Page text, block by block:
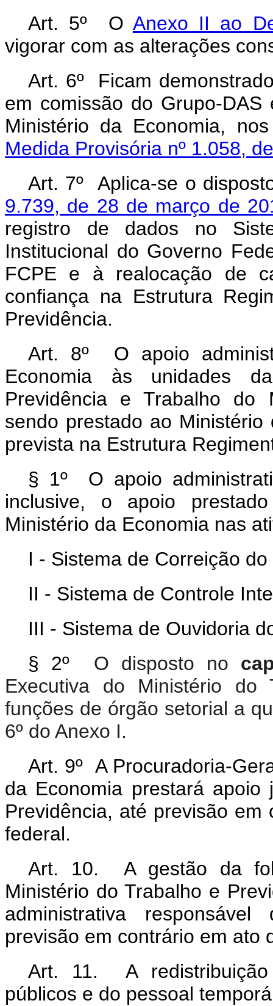
Art. 5º O Anexo II ao
vigorar com as alterações
Art. 6º Ficam
em comissão do Grupo-
Ministério da Economia,
Medida Provisória nº 1.058,
Art. 7º Aplica-se o
9.739, de 28 de março de
registro de dados no
Institucional do Governo
FCPE e à realocação de
confiança na Estrutura
Previdência.
Art. 8º O apoio
Economia às unidades
Previdência e Trabalho do
sendo prestado ao
prevista na Estrutura
§ 1º O apoio
inclusive, o apoio
Ministério da Economia nas
I - Sistema de Correição
II - Sistema de Controle
III - Sistema de Ouvidoria
§ 2º O disposto no
Executiva do Ministério do
funções de órgão setorial a
6º do Anexo I.
Art. 9º A Procuradoria-
da Economia prestará
Previdência, até previsão
federal.
Art. 10. A gestão da
Ministério do Trabalho e
administrativa
previsão em contrário em ato
Art. 11. A redistribuição
públicos e do pessoal